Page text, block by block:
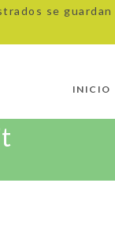
se
INICIO